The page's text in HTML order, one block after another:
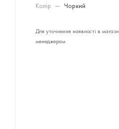
Колір
— Чорний
Для уточнення наявності в
менеджерам